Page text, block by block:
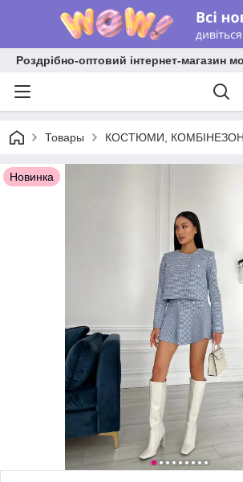
Роздрібно-оптовий інтернет-магазин
Товары КОСТЮМИ,
Новинка